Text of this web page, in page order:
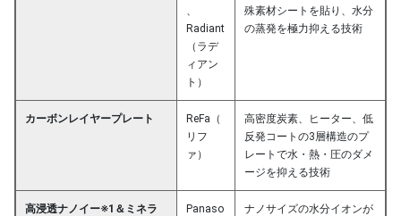
Radiant
（ラデ
ィアン
ト）
殊素材シートを貼り、水分
の蒸発を極力抑える技術
カーボンレイヤープレート
ReFa（
リフ
ァ）
高密度炭素、ヒーター、低
反発コートの3層構造のプ
レートで水・熱・圧のダメ
ージを抑える技術
高浸透ナノイー※1＆ミネラ
Panaso
ナノサイズの水分イオンが